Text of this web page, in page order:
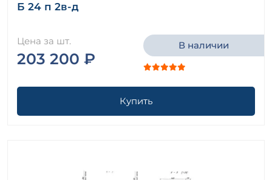
Б 24 п 2в-д
Цена за шт.
203 200 ₽
В наличии
Купить